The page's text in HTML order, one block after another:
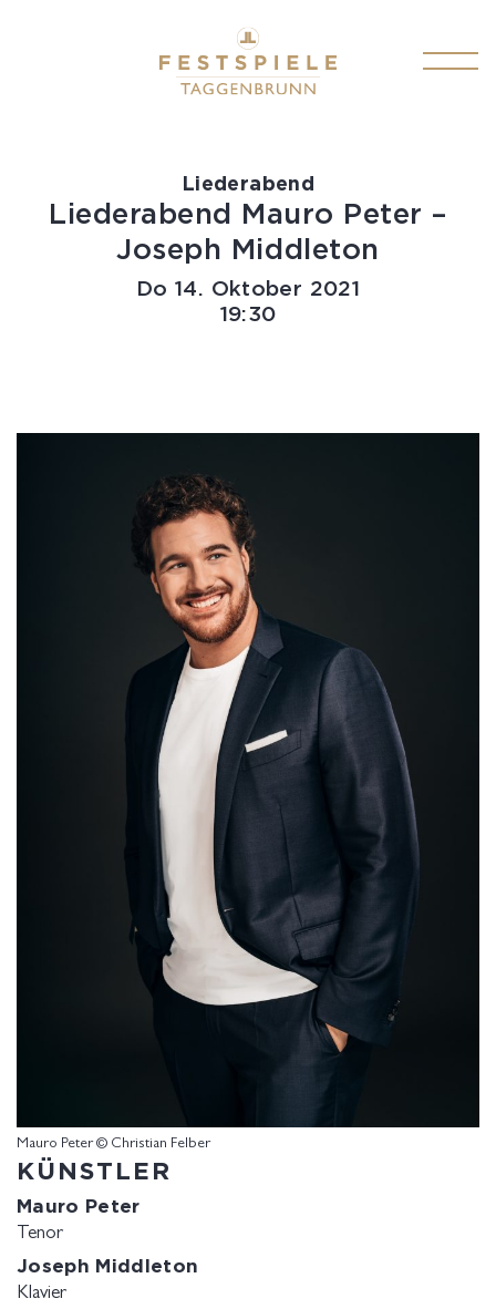
TICKETS
FESTSPIELINFOS
KONTAKT
Liederabend
Liederabend Mauro Peter –
Joseph Middleton
Do 14. Oktober 2021
19:30
Mauro Peter © Christian Felber
KÜNSTLER
Mauro Peter
Tenor
Joseph Middleton
Klavier